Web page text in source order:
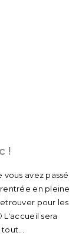
!
avez passé
en pleine
pour les
L'accueil sera